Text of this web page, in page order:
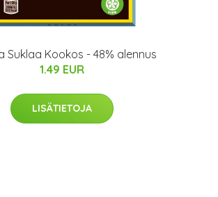
Suklaa Kookos - 48% alennus
1.49 EUR
LISÄTIETOJA